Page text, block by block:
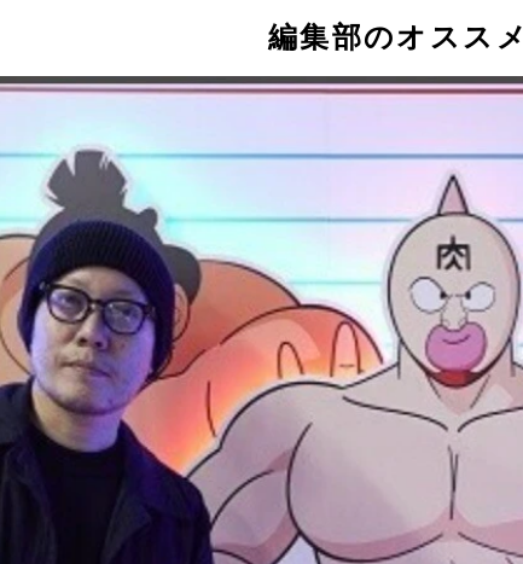
が6月の『キン肉マン』連載をレビュー!
編集部のオススメ